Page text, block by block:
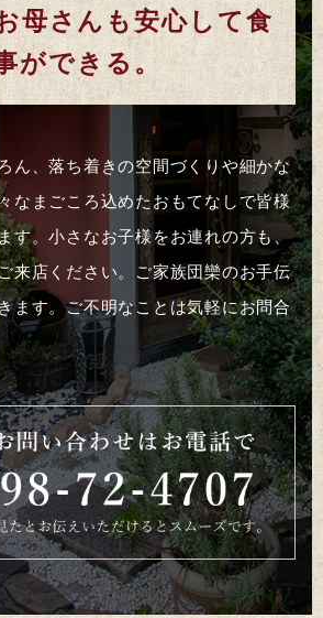
母さんも安心して食
ができる。
ん、落ち着きの空間づくりや細かな
なまごころ込めたおもてなしで皆様
す。小さなお子様をお連れの方も、
来店ください。ご家族団欒のお手伝
ます。ご不明なことは気軽にお問合